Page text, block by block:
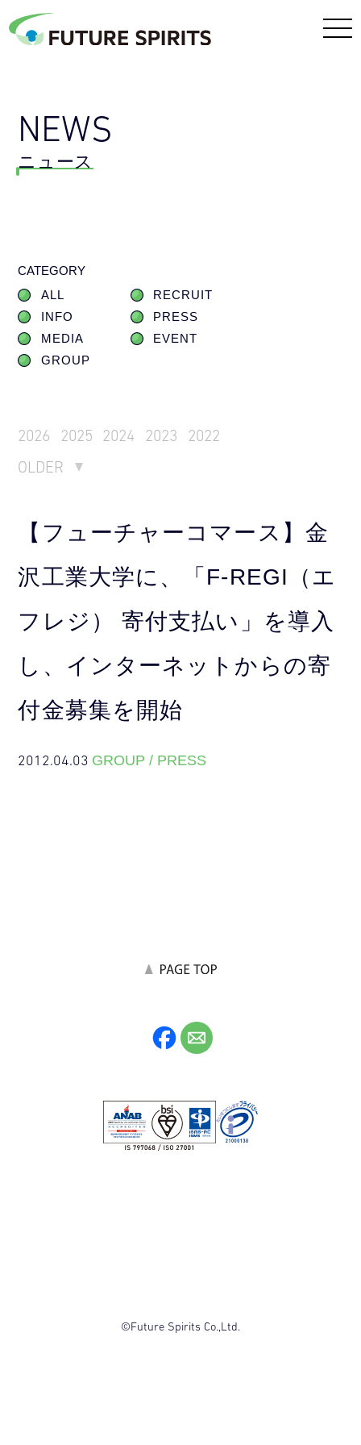
NEWS
ニュース
CATEGORY
ALL
RECRUIT
INFO
PRESS
MEDIA
EVENT
GROUP
2026 2025 2024 2023
2022
OLDER
【フューチャーコマース】金
沢工業大学に、「F-REGI（エ
フレジ） 寄付支払い」を導入
し、インターネットからの寄
付金募集を開始
2012.04.03 GROUP / PRESS
©Future Spirits Co.,Ltd.